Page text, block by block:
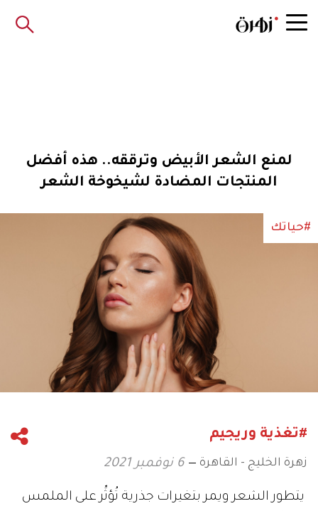
لمنع الشعر الأبيض وترققه.. هذه أفضل
المنتجات المضادة لشيخوخة الشعر
#حياتك
#تغذية وريجيم
زهرة الخليج - القاهرة 6 نوفمبر 2021
يتطور الشعر ويمر بتغيرات جذرية تُؤثِّر على الملمس